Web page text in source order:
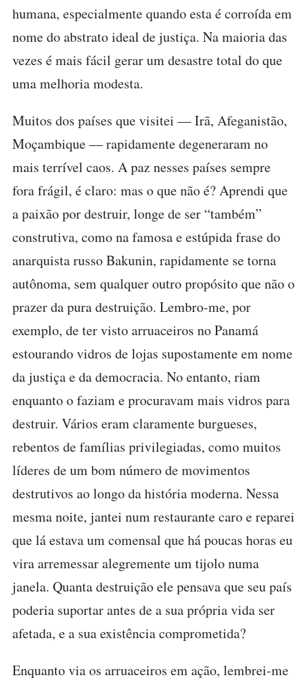
humana, especialmente quando esta é corroída em
nome do abstrato ideal de justiça. Na maioria das
vezes é mais fácil gerar um desastre total do que
uma melhoria modesta.
Muitos dos países que visitei — Irã, Afeganistão,
Moçambique — rapidamente degeneraram no
mais terrível caos. A paz nesses países sempre
fora frágil, é claro: mas o que não é? Aprendi que
a paixão por destruir, longe de ser “também”
construtiva, como na famosa e estúpida frase do
anarquista russo Bakunin, rapidamente se torna
autônoma, sem qualquer outro propósito que não o
prazer da pura destruição. Lembro-me, por
exemplo, de ter visto arruaceiros no Panamá
estourando vidros de lojas supostamente em nome
da justiça e da democracia. No entanto, riam
enquanto o faziam e procuravam mais vidros para
destruir. Vários eram claramente burgueses,
rebentos de famílias privilegiadas, como muitos
líderes de um bom número de movimentos
destrutivos ao longo da história moderna. Nessa
mesma noite, jantei num restaurante caro e reparei
que lá estava um comensal que há poucas horas eu
vira arremessar alegremente um tijolo numa
janela. Quanta destruição ele pensava que seu país
poderia suportar antes de a sua própria vida ser
afetada, e a sua existência comprometida?
Enquanto via os arruaceiros em ação, lembrei-me